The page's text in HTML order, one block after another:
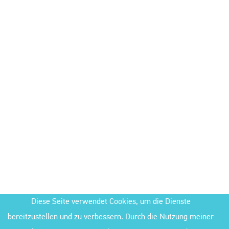
Diese Seite verwendet Cookies, um die Dienste
bereitzustellen und zu verbessern. Durch die Nutzung meiner